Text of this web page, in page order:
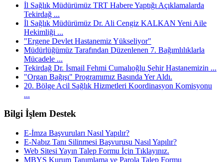
İl Sağlık Müdürümüz TRT Habere Yaptığı Açıklamalarda
Tekirdağ ...
İl Sağlık Müdürümüz Dr. Ali Cengiz KALKAN Yeni Aile
Hekimliği ...
"Ergene Devlet Hastanemiz Yükseliyor"
Müdürlüğümüz Tarafından Düzenlenen 7. Bağımlılıklarla
Mücadele ...
Tekirdağ Dr. İsmail Fehmi Cumalıoğlu Şehir Hastanemizin ...
"Organ Bağışı" Programımız Basında Yer Aldı.
20. Bölge Acil Sağlık Hizmetleri Koordinasyon Komisyonu
...
Bilgi İşlem Destek
E-İmza Başvuruları Nasıl Yapılır?
E-Nabız Tanı Silinmesi Başvurusu Nasıl Yapılır?
Web Sitesi Yayın Talep Formu İçin Tıklayınız.
MBYS Kurum Tanımlama ve Parola Talep Formu